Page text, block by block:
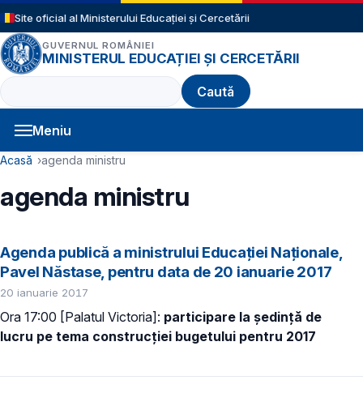
Sari la conținutul principal
Site oficial al Ministerului Educației și Cercetării
GUVERNUL ROMÂNIEI
MINISTERUL EDUCAȚIEI ȘI CERCETĂRII
Caută
Meniu
Navigație principală
Cale de navigare
Acasă agenda ministru
agenda ministru
Agenda publică a ministrului Educației Naționale,
Pavel Năstase, pentru data de 20 ianuarie 2017
20 ianuarie 2017
Ora 17:00 [Palatul Victoria]: participare la ședință de
lucru pe tema construcției bugetului pentru 2017